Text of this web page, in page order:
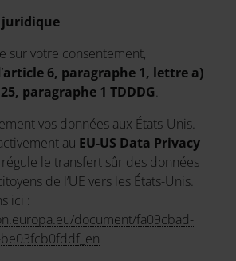
juridique
sur votre consentement,
article 6, paragraphe 1, lettre a)
25, paragraphe 1 TDDDG.
vos données aux États-Unis.
au EU-US Data Privacy
le transfert sûr des données
de l’UE vers les États-Unis.
ici :
document/fa09cbad-